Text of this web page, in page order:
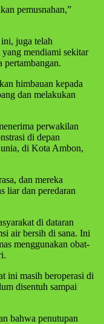
pemusnahan,”
juga telah
mendiami sekitar
pertambangan.
himbauan kepada
dan melakukan
perwakilan
di depan
di Kota Ambon,
dan mereka
liar dan peredaran
di dataran
air bersih di sana. Ini
menggunakan obat-
ini masih beroperasi di
disentuh sampai
bahwa penutupan